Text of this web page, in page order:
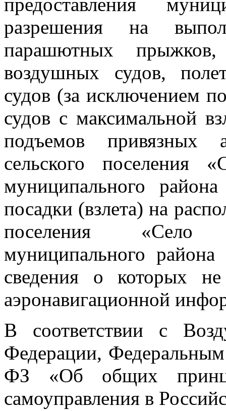
предоставления
разрешения на
парашютных прыжков,
воздушных судов,
судов (за исключением
судов с максимальной
подъемов привязных
сельского поселения
муниципального
посадки (взлета) на
поселения «Село
муниципального
сведения о которых
аэронавигационной
В соответствии с
Федерации,
ФЗ «Об общих
самоуправления в